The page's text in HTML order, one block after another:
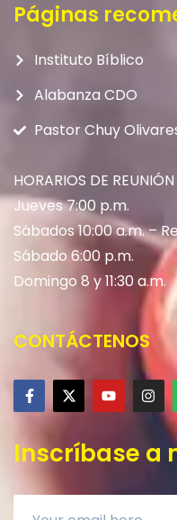
Páginas
Instituto Bíblico
Alabanza CDO
Pastor Chuy
HORARIOS DE REUNIÓN
Jueves 7:00 p.m.
Sábados 10:00 a.m. –
Sábado 6:00 p.m.
Domingo 8 y 11:30 a.m.
CONTÁCTENOS
Inscríbase a